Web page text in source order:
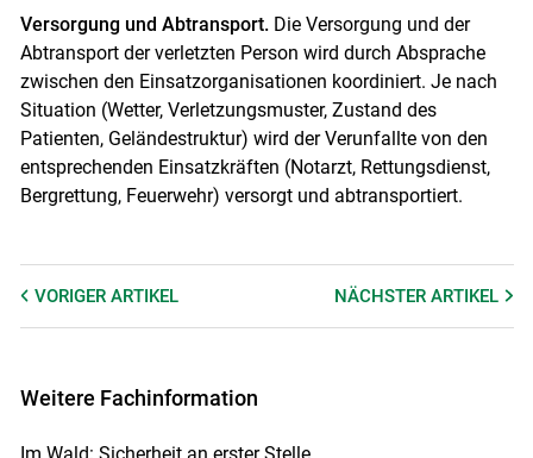
Versorgung und Abtransport. Die Versorgung und der
Abtransport der verletzten Person wird durch Absprache
zwischen den Einsatzorganisationen koordiniert. Je nach
Situation (Wetter, Verletzungsmuster, Zustand des
Patienten, Geländestruktur) wird der Verunfallte von den
entsprechenden Einsatzkräften (Notarzt, Rettungsdienst,
Bergrettung, Feuerwehr) versorgt und abtransportiert.
VORIGER ARTIKEL NÄCHSTERARTIKEL
Weitere Fachinformation
Im Wald: Sicherheit an erster Stelle